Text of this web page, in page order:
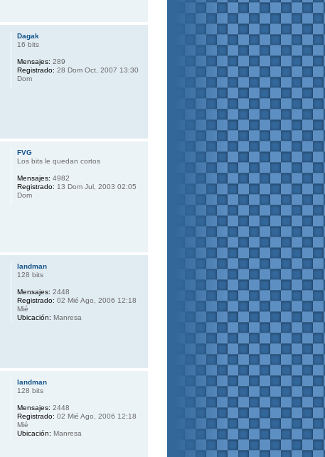
Dagak
16 bits
Mensajes: 289
Registrado: 28 Dom Oct, 2007 13:30
Dom
FVG
Los bits le quedan cortos
Mensajes: 4982
Registrado: 13 Dom Jul, 2003 02:05
Dom
landman
128 bits
Mensajes: 2448
Registrado: 02 Mié Ago, 2006 12:18
Mié
Ubicación: Manresa
landman
128 bits
Mensajes: 2448
Registrado: 02 Mié Ago, 2006 12:18
Mié
Ubicación: Manresa